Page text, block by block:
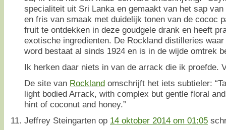
specialiteit uit Sri Lanka en gemaakt van het sap
en fris van smaak met duidelijk tonen van de cococ
fruit te ontdekken in deze goudgele drank en heeft
exotische ingredienten. De Rockland distilleries
word bestaat al sinds 1924 en is in de wijde omtrek
Ik herken daar niets in van de arrack die ik proefde.
De site van Rockland omschrijft het iets subtieler:
light bodied Arrack, with complex but gentle floral
hint of coconut and honey.”
Jeffrey Steingarten op 14 oktober 2014 om 01:05